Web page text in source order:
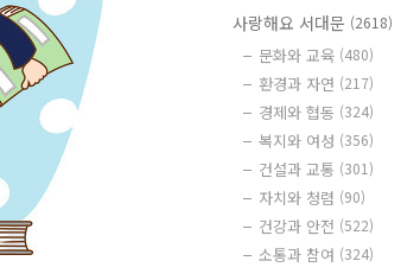
사랑해요 서대문 (2618)
문화와 교육 (480)
환경과 자연 (217)
경제와 협동 (324)
복지와 여성 (356)
건설과 교통 (301)
자치와 청렴 (90)
건강과 안전 (522)
소통과 참여 (324)